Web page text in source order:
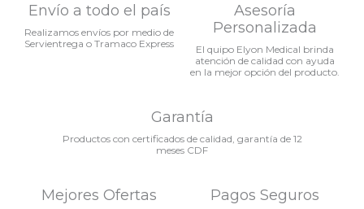
Envío a todo el país
Realizamos envíos por medio de
Servientrega o Tramaco Express
Asesoría
Personalizada
El quipo Elyon Medical brinda
atención de calidad con ayuda
en la mejor opción del producto.
Garantía
Productos con certificados de calidad, garantía de 12
meses CDF
Mejores Ofertas Pagos Seguros